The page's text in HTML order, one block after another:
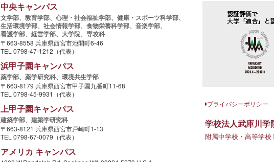
中央キャンパス
文学部、 教育学部、 心理・社会福祉学部、 健康・スポーツ科学部、
生活環境学部、 社会情報学部、 食物栄養科学部、 音楽学部、
看護学部、 経営学部、 大学院、 専攻科
〒663-8558 兵庫県西宮市池開町6-46
TEL 0798-47-1212（代表）
浜甲子園キャンパス
薬学部、 薬学研究科、 環境共生学部
〒663-8179 兵庫県西宮市甲子園九番町11-68
TEL 0798-45-9931（代表）
上甲子園キャンパス
建築学部、 建築学研究科
〒663-8121 兵庫県西宮市戸崎町1-13
TEL 0798-67-0079（代表）
アメリカ キャンパス
プライバシーポリシー
学校法人武庫川学
附属中学校・高等学校